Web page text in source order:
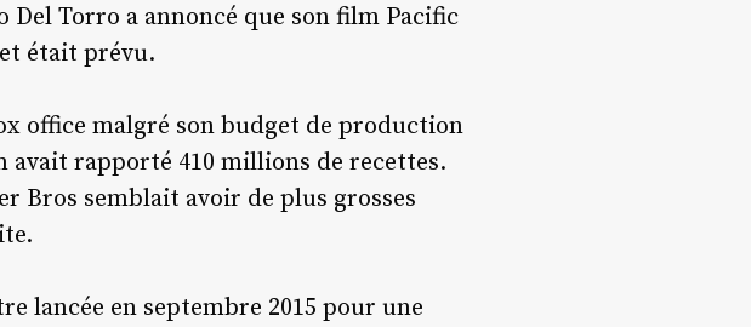
Torro a annoncé que son film Pacific
était prévu.
office malgré son budget de production
rapporté 410 millions de recettes.
Bros semblait avoir de plus grosses
lancée en septembre 2015 pour une